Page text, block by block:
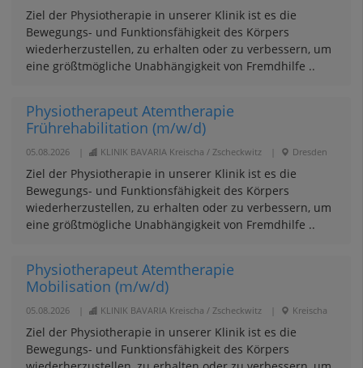
Ziel der Physiotherapie in unserer Klinik ist es die
Bewegungs- und Funktionsfähigkeit des Körpers
wiederherzustellen, zu erhalten oder zu verbessern, um
eine größtmögliche Unabhängigkeit von Fremdhilfe ..
Physiotherapeut Atemtherapie
Frührehabilitation (m/w/d)
05.08.2026 KLINIK BAVARIA Kreischa / Zscheckwitz Dresden
Ziel der Physiotherapie in unserer Klinik ist es die
Bewegungs- und Funktionsfähigkeit des Körpers
wiederherzustellen, zu erhalten oder zu verbessern, um
eine größtmögliche Unabhängigkeit von Fremdhilfe ..
Physiotherapeut Atemtherapie
Mobilisation (m/w/d)
05.08.2026 KLINIK BAVARIA Kreischa / Zscheckwitz Kreischa
Ziel der Physiotherapie in unserer Klinik ist es die
Bewegungs- und Funktionsfähigkeit des Körpers